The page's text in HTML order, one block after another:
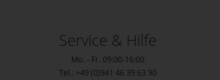
Service & Hilfe
Mo. - Fr. 09:00-16:00
Tel.: +49 (0)941 46 39 63 90